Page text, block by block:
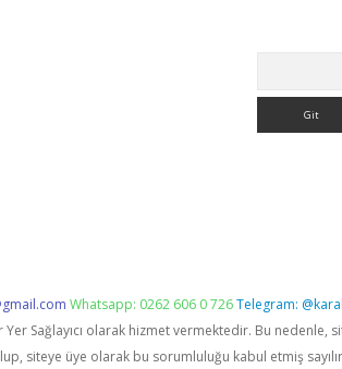
Whatsapp: 0262 606 0 726Telegram:
Yer Sağlayıcı olarak hizmet vermektedir. Bu
siteye üye olarak bu sorumluluğu kabul etmiş